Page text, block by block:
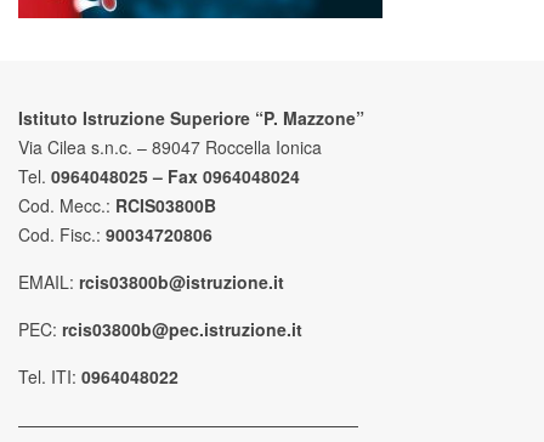
Istituto Istruzione Superiore “P. Mazzone”
Via Cilea s.n.c. – 89047 Roccella Ionica
Tel. 0964048025 – Fax 0964048024
Cod. Mecc.: RCIS03800B
Cod. Fisc.: 90034720806
EMAIL: rcis03800b@istruzione.it
PEC: rcis03800b@pec.istruzione.it
Tel. ITI: 0964048022
————————————————————